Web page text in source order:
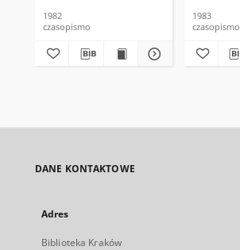
1982
czasopismo
1983
czasopismo
DANE KONTAKTOWE
Adres
Biblioteka Kraków